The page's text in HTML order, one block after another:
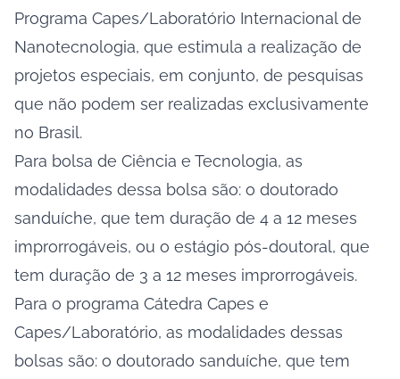
Programa Capes/Laboratório Internacional de
Nanotecnologia, que estimula a realização de
projetos especiais, em conjunto, de pesquisas
que não podem ser realizadas exclusivamente
no Brasil.
Para bolsa de Ciência e Tecnologia, as
modalidades dessa bolsa são: o doutorado
sanduíche, que tem duração de 4 a 12 meses
improrrogáveis, ou o estágio pós-doutoral, que
tem duração de 3 a 12 meses improrrogáveis.
Para o programa Cátedra Capes e
Capes/Laboratório, as modalidades dessas
bolsas são: o doutorado sanduíche, que tem